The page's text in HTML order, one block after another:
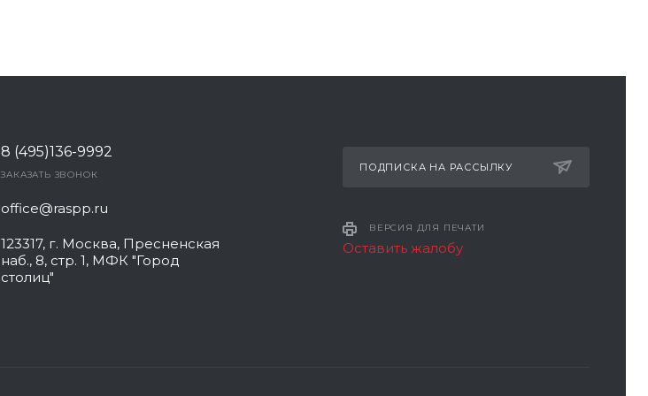
8 (495)136-9992
ЗАКАЗАТЬ ЗВОНОК
office@raspp.ru
123317, г. Москва, Пресненская
наб., 8, стр. 1, МФК "Город
столиц"
ПОДПИСКА НА РАССЫЛКУ
ВЕРСИЯ ДЛЯ ПЕЧАТИ
Оставить жалобу